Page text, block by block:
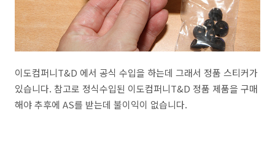
이도컴퍼니T&D 에서 공식 수입을 하는데 그래서 정품 스티커가
있습니다. 참고로 정식수입된 이도컴퍼니T&D 정품 제품을 구매
해야 추후에 AS를 받는데 불이익이 없습니다.